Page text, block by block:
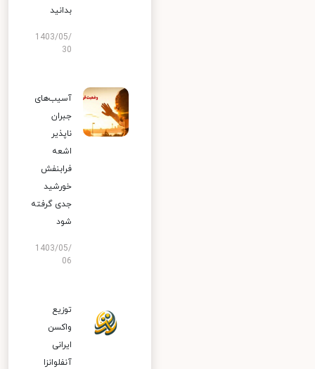
بدانید
1403/05/
30
آسیب‌های
جبران
ناپذیر
اشعه
فرابنفش
خورشید
جدی گرفته
شود
1403/05/
06
توزیع
واکسن
ایرانی
آنفلوانزا